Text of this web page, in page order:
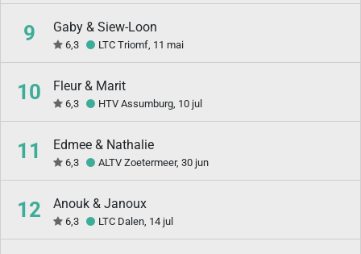
9 Gaby & Siew-Loon
6,3 LTC Triomf, 11 mai
10 Fleur & Marit
6,3 HTV Assumburg, 10 jul
11 Edmee & Nathalie
6,3 ALTV Zoetermeer, 30 jun
12 Anouk & Janoux
6,3 LTC Dalen, 14 jul